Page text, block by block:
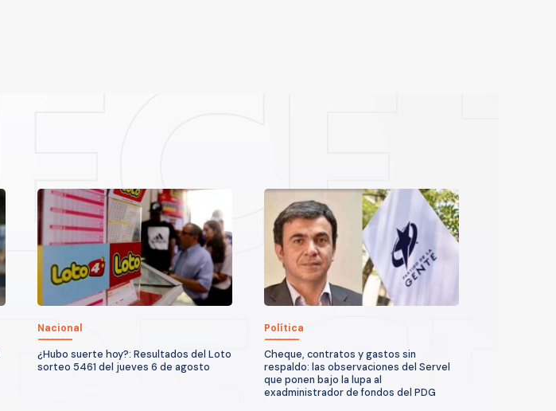
Nacional
¿Hubo suerte hoy?: Resultados del Loto
sorteo 5461 del jueves 6 de agosto
Política
Cheque, contratos y gastos sin
respaldo: las observaciones del Servel
que ponen bajo la lupa al
exadministrador de fondos del PDG